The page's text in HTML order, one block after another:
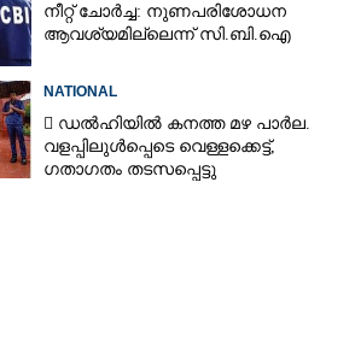
നീറ്റ് ചോർച്ച: നുണപരിശോധന
ആവശ്യമില്ലെന്ന് സി.ബി.ഐ
NATIONAL
 ഡൽഹിയിൽ കനത്ത മഴ പാർല.
വളപ്പിലുൾപ്പെടെ വെള്ളക്കെട്ട്,
ഗതാഗതം തടസപ്പെട്ടു
Copy Link